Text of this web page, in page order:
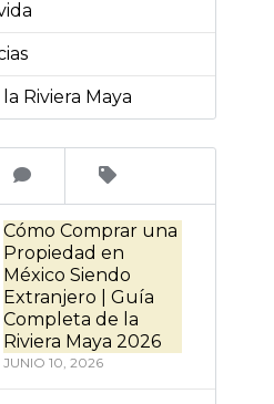
Riviera Maya
Cómo Comprar una
Propiedad en
México Siendo
Extranjero | Guía
Completa de la
Riviera Maya 2026
JUNIO 10, 2026